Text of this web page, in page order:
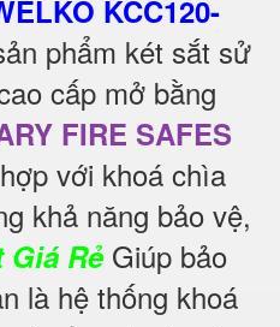
KCC120-
phẩm két sắt sử
cấp mở bằng
FIRE SAFES
với khoá chìa
khả năng bảo vệ,
Giá RẻGiúp bảo
là hệ thống khoá